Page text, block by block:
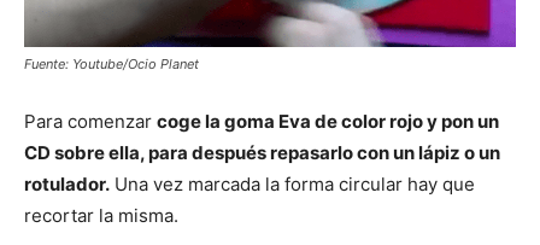
Fuente: Youtube/Ocio Planet
Para comenzar coge la goma Eva de color rojo y pon un
CD sobre ella, para después repasarlo con un lápiz o un
rotulador. Una vez marcada la forma circular hay que
recortar la misma.